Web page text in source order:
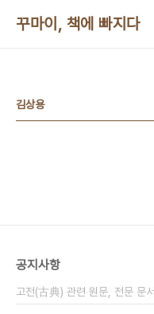
꾸마이, 책에 빠지다
김상용
공지사항
고전(古典) 관련 원문, 전문 문